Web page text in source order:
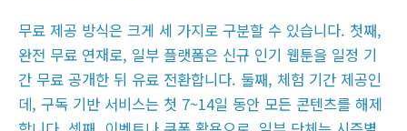
무료 제공 방식은 크게 세 가지로 구분할 수 있습니다. 첫째,
완전 무료 연재로, 일부 플랫폼은 신규 인기 웹툰을 일정 기
간 무료 공개한 뒤 유료 전환합니다. 둘째, 체험 기간 제공인
데, 구독 기반 서비스는 첫 7~14일 동안 모든 콘텐츠를 해제